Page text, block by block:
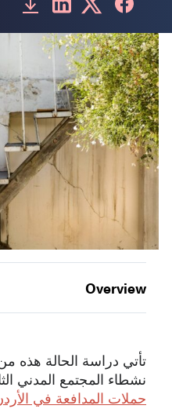
Overview
تأتي دراسة الحالة هذه
نشطاء المجتمع المدني
حملات المدافعة في